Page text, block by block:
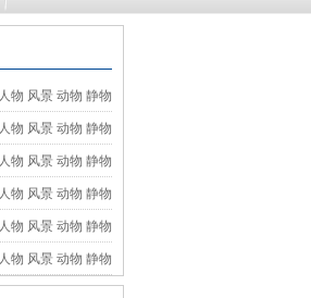
人物 风景 动物 静物
人物 风景 动物 静物
人物 风景 动物 静物
人物 风景 动物 静物
人物 风景 动物 静物
人物 风景 动物 静物